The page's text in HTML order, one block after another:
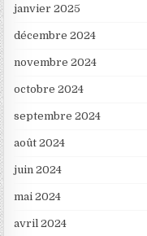
janvier 2025
décembre 2024
novembre 2024
octobre 2024
septembre 2024
août 2024
juin 2024
mai 2024
avril 2024